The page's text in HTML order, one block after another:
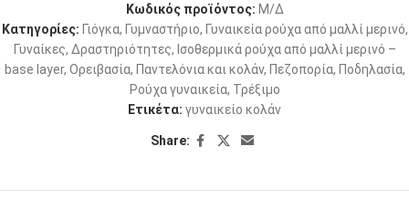
Κωδικός προϊόντος: Μ/Δ
Κατηγορίες: Γιόγκα, Γυμναστήριο, Γυναικεία ρούχα από μαλλί μερινό,
Γυναίκες, Δραστηριότητες, Ισοθερμικά ρούχα από μαλλί μερινό –
base layer, Ορειβασία, Παντελόνια και κολάν, Πεζοπορία, Ποδηλασία,
Ρούχα γυναικεία, Τρέξιμο
Ετικέτα: γυναικείο κολάν
Share: